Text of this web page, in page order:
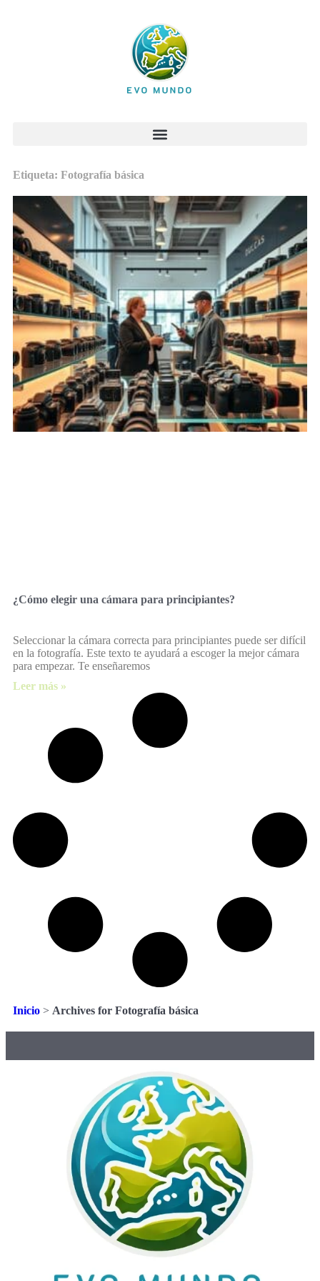
Etiqueta: Fotografía básica
¿Cómo elegir una cámara para principiantes?
Seleccionar la cámara correcta para principiantes puede ser difícil
en la fotografía. Este texto te ayudará a escoger la mejor cámara
para empezar. Te enseñaremos
Leer más »
Inicio > Archives for Fotografía básica